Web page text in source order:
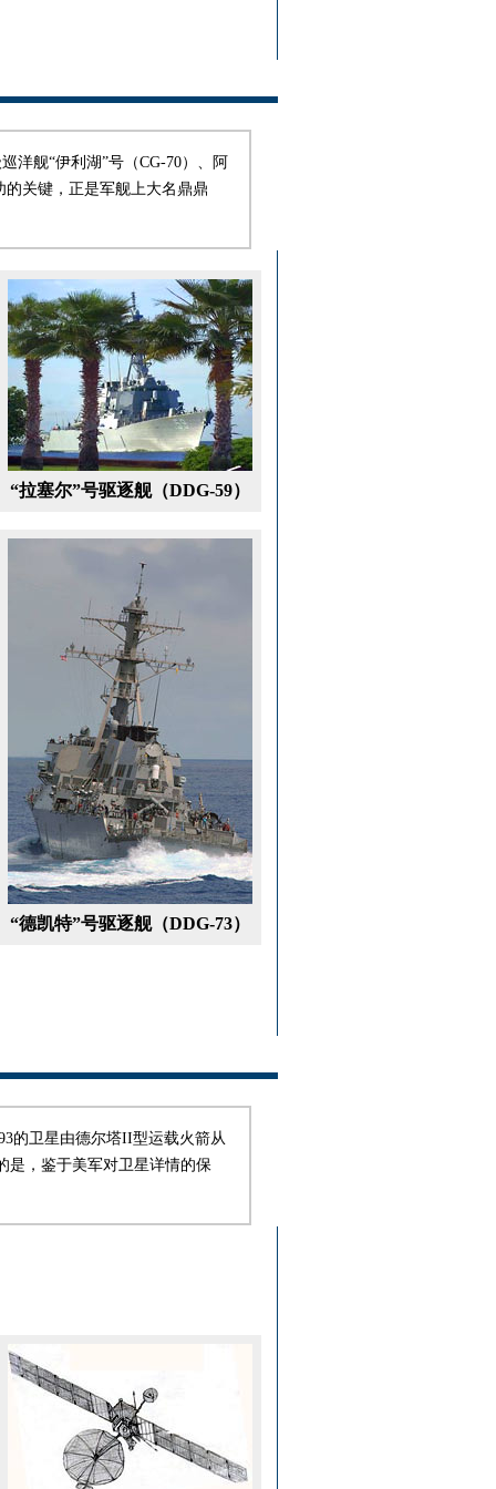
洋舰“伊利湖”号（CG-70）、阿
的关键，正是军舰上大名鼎鼎
“拉塞尔”号驱逐舰（DDG-59）
“德凯特”号驱逐舰（DDG-73）
的卫星由德尔塔II型运载火箭从
是，鉴于美军对卫星详情的保